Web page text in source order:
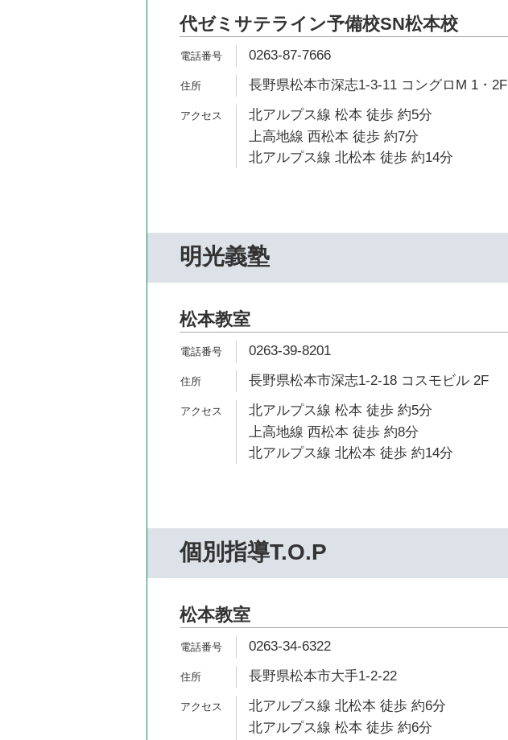
代ゼミサテライン予備校SN松本校
0263-87-7666
長野県松本市深志1-3-11 コングロM 1・2F
北アルプス線 松本 徒歩 約5分
上高地線 西松本 徒歩 約7分
北アルプス線 北松本 徒歩 約14分
明光義塾
松本教室
0263-39-8201
長野県松本市深志1-2-18 コスモビル 2F
北アルプス線 松本 徒歩 約5分
上高地線 西松本 徒歩 約8分
北アルプス線 北松本 徒歩 約14分
個別指導T.O.P
松本教室
0263-34-6322
長野県松本市大手1-2-22
北アルプス線 北松本 徒歩 約6分
北アルプス線 松本 徒歩 約6分